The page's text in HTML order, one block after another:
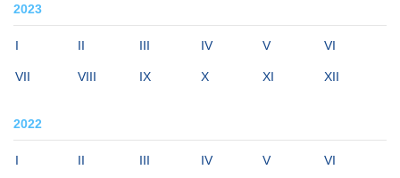
2023
I II III IV V VI
VII VIII IX X XI XII
2022
I II III IV V VI